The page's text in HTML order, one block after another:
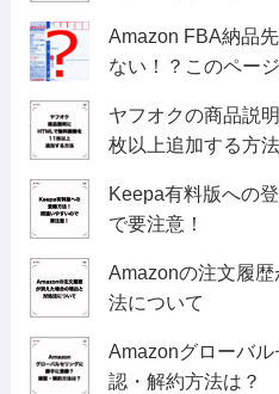
Amazon FBA納品
ない！？このペー
ヤフオクの商品説
枚以上追加する方法
Keepa有料版への
で要注意！
Amazonの注文履
法について
Amazonグローバ
認・解約方法は？